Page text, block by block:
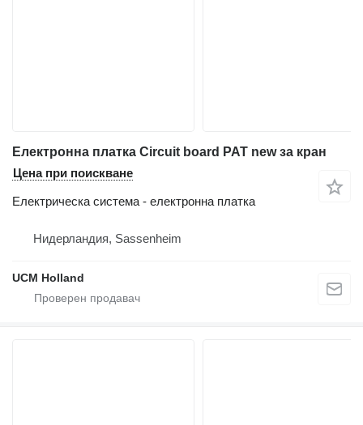
Електронна платка Circuit board PAT new за кран
Цена при поискване
Електрическа система - електронна платка
Нидерландия, Sassenheim
UCM Holland